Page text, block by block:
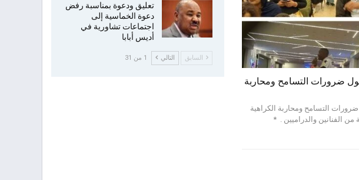
ضرورات التسامح ومحاربة
التسامح ومحاربة الكراهية
الفنانين والدراميين . ‏ *
تعليق ودعوة بمناسبة رفض
دعوة الخماسية إلى
اجتماعات تشاورية في
أديس أبابا
السابق التالي 1 من 31